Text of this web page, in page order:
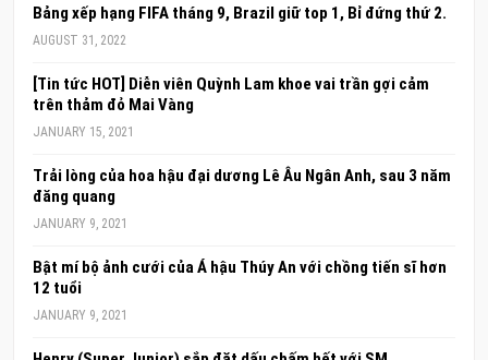
Bảng xếp hạng FIFA tháng 9, Brazil giữ top 1, Bỉ đứng thứ 2.
AUGUST 31, 2022
[Tin tức HOT] Diễn viên Quỳnh Lam khoe vai trần gợi cảm
trên thảm đỏ Mai Vàng
JANUARY 15, 2021
Trải lòng của hoa hậu đại dương Lê Âu Ngân Anh, sau 3 năm
đăng quang
JANUARY 9, 2021
Bật mí bộ ảnh cưới của Á hậu Thúy An với chồng tiến sĩ hơn
12 tuổi
JANUARY 9, 2021